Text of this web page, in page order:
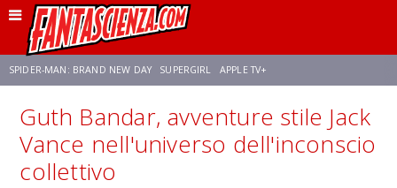
SPIDER-MAN: BRAND NEW DAY SUPERGIRL APPLE TV+
FRANCO RICCIARDIELLO ZENDAYA STAR TREK AVENGERS: DOOMSDAY
Guth Bandar, avventure stile Jack
Vance nell'universo dell'inconscio
collettivo